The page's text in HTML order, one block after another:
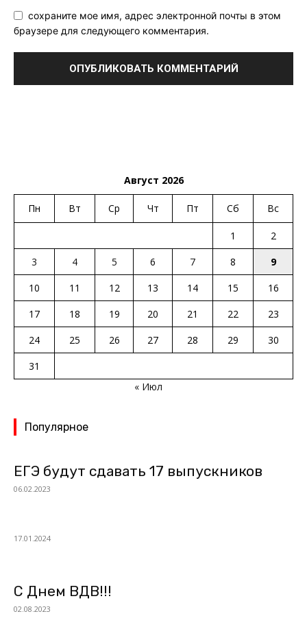
сохраните мое имя, адрес электронной почты в этом
браузере для следующего комментария.
Август 2026
Пн Вт Ср Чт Пт Сб Вс
1
2
3
4 5 6 7 8
9
10
11 12 13 14 15
16
17
18 19 20 21 22
23
24
25 26 27 28 29
30
31
« Июл
Популярное
ЕГЭ будут сдавать 17 выпускников
06.02.2023
17.01.2024
С Днем ВДВ!!!
02.08.2023